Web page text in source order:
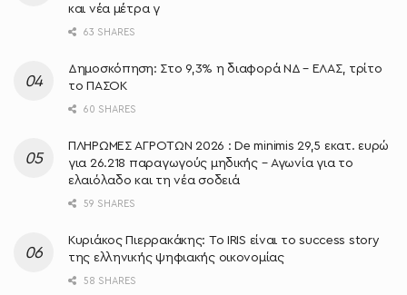
και νέα μέτρα γ
63 SHARES
Δημοσκόπηση: Στο 9,3% η διαφορά ΝΔ – ΕΛΑΣ, τρίτο
το ΠΑΣΟΚ
60 SHARES
ΠΛΗΡΩΜΕΣ ΑΓΡΟΤΩΝ 2026 : De minimis 29,5 εκατ. ευρώ
για 26.218 παραγωγούς μηδικής – Αγωνία για το
ελαιόλαδο και τη νέα σοδειά
59 SHARES
Κυριάκος Πιερρακάκης: Το IRIS είναι το success story
της ελληνικής ψηφιακής οικονομίας
58 SHARES